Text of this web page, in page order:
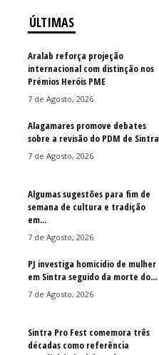
ÚLTIMAS
Aralab reforça projeção
internacional com distinção nos
Prémios Heróis PME
7 de Agosto, 2026
Alagamares promove debates
sobre a revisão do PDM de Sintra
7 de Agosto, 2026
Algumas sugestões para fim de
semana de cultura e tradição
em...
7 de Agosto, 2026
PJ investiga homicídio de mulher
em Sintra seguido da morte do...
7 de Agosto, 2026
Sintra Pro Fest comemora três
décadas como referência